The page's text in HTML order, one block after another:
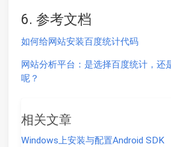
6. 参考文档
如何给网站安装百度统计代码
网站分析平台：是选择百度统计，还
呢？
相关文章
Windows上安装与配置Android SDK